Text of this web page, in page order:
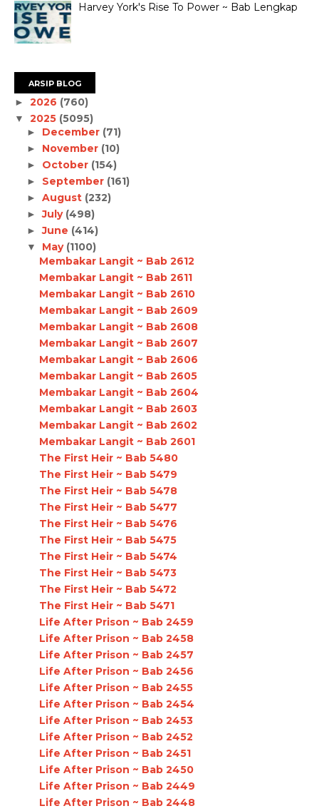
Harvey York's Rise To Power ~ Bab Lengkap
ARSIP BLOG
► 2026 (760)
▼ 2025 (5095)
► December (71)
► November (10)
► October (154)
► September (161)
► August (232)
►July (498)
►June (414)
▼ May (1100)
Membakar Langit ~ Bab 2612
Membakar Langit ~ Bab 2611
Membakar Langit ~ Bab 2610
Membakar Langit ~ Bab 2609
Membakar Langit ~ Bab 2608
Membakar Langit ~ Bab 2607
Membakar Langit ~ Bab 2606
Membakar Langit ~ Bab 2605
Membakar Langit ~ Bab 2604
Membakar Langit ~ Bab 2603
Membakar Langit ~ Bab 2602
Membakar Langit ~ Bab 2601
The First Heir ~ Bab 5480
The First Heir ~ Bab 5479
The First Heir ~ Bab 5478
The First Heir ~ Bab 5477
The First Heir ~ Bab 5476
The First Heir ~ Bab 5475
The First Heir ~ Bab 5474
The First Heir ~ Bab 5473
The First Heir ~ Bab 5472
The First Heir ~ Bab 5471
Life After Prison ~ Bab 2459
Life After Prison ~ Bab 2458
Life After Prison ~ Bab 2457
Life After Prison ~ Bab 2456
Life After Prison ~ Bab 2455
Life After Prison ~ Bab 2454
Life After Prison ~ Bab 2453
Life After Prison ~ Bab 2452
Life After Prison ~ Bab 2451
Life After Prison ~ Bab 2450
Life After Prison ~ Bab 2449
Life After Prison ~ Bab 2448